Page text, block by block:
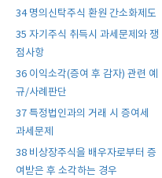
34 명의신탁주식 환원 간소화제도
35 자기주식 취득시 과세문제와 쟁
점사항
36 이익소각(증여 후 감자) 관련 예
규/사례판단
37 특정법인과의 거래 시 증여세
과세문제
38 비상장주식을 배우자로부터 증
여받은 후 소각하는 경우